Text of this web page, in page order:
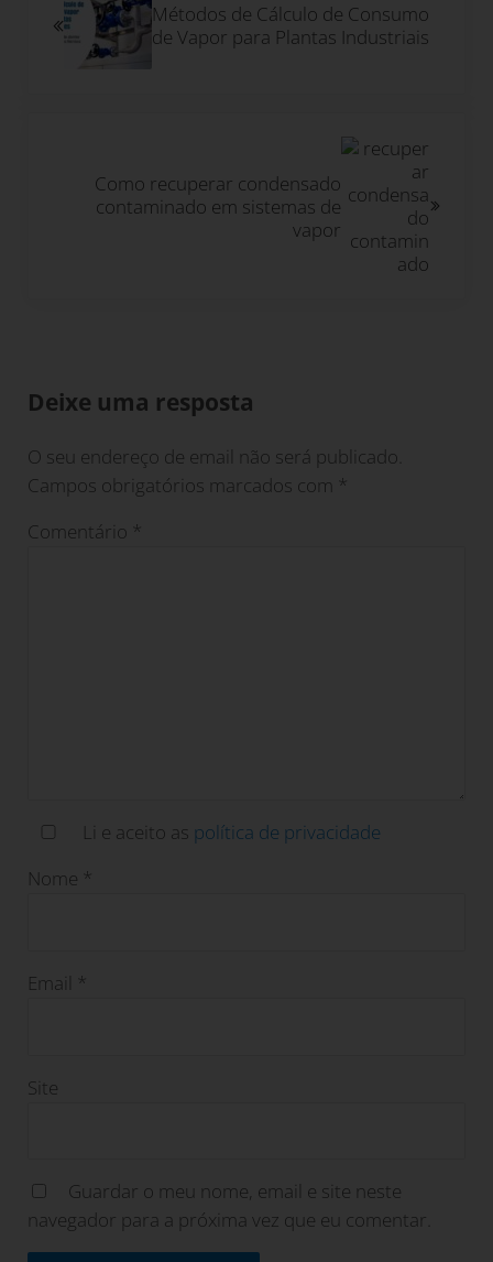
Métodos de Cálculo de Consumo
de Vapor para Plantas Industriais
Como recuperar condensado
contaminado em sistemas de
vapor
Deixe uma resposta
O seu endereço de email não será publicado.
Campos obrigatórios marcados com *
Comentário *
Li e aceito as política de privacidade
Nome *
Email *
Site
Guardar o meu nome, email e site neste
navegador para a próxima vez que eu comentar.